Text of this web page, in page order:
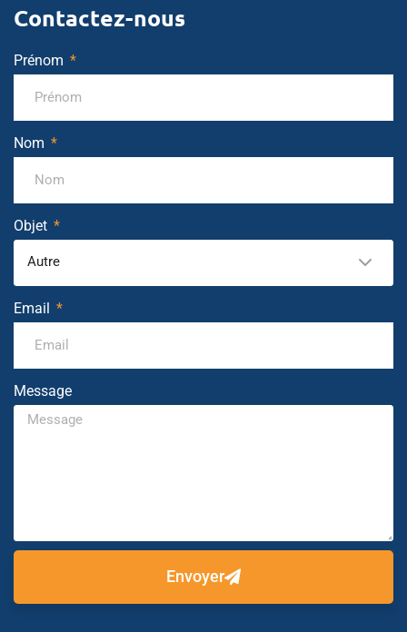
Contactez-nous
Prénom
Nom
Objet
Autre
Email
Message
Envoyer